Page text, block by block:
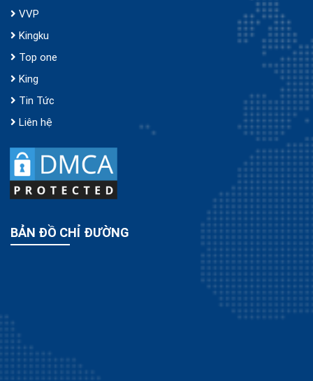
VVP
Kingku
Top one
King
Tin Tức
Liên hệ
BẢN ĐỒ CHỈ ĐƯỜNG